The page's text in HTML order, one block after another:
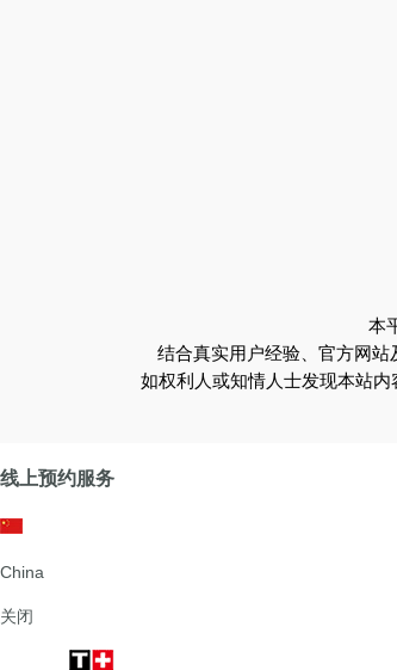
本
结合真实用户经验、官方网站
如权利人或知情人士发现本站
线上预约服务
China
关闭